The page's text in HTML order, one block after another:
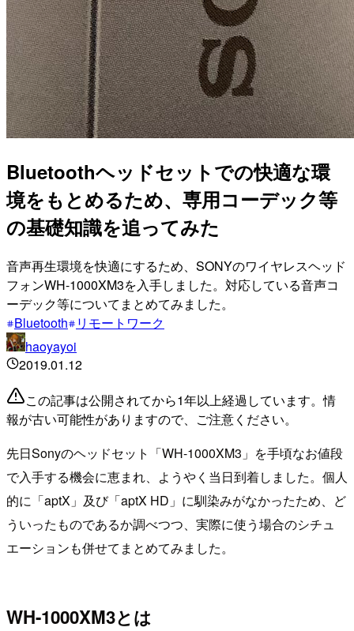
Bluetoothヘッドセットでの快適な環
境をもとめるため、専用コーデック等
の基礎知識を追ってみた
音声再生環境を快適にするため、SONYのワイヤレスヘッド
フォンWH-1000XM3を入手しました。対応している音声コ
ーデック等についてまとめてみました。
Bluetooth
リモートワーク
haoyayoi
2019.01.12
この記事は公開されてから1年以上経過しています。情
報が古い可能性がありますので、ご注意ください。
先日Sonyのヘッドセット「WH-1000XM3」を手頃なお値段
で入手する機会に恵まれ、ようやく当日到着しました。個人
的に「aptX」及び「aptX HD」に馴染みがなかったため、ど
ういったものであるか調べつつ、実際に使う場合のシチュ
エーションも併せてまとめてみました。
WH-1000XM3とは